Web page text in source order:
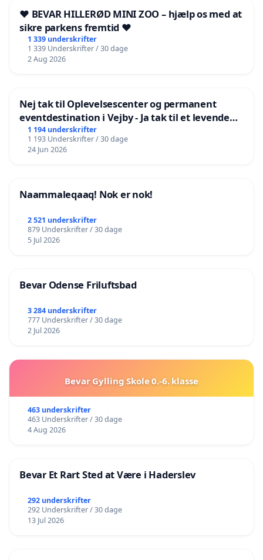
❤️ BEVAR HILLERØD MINI ZOO – hjælp os med at
sikre parkens fremtid ❤️
1 339 underskrifter
1 339 Underskrifter / 30 dage
2 Aug 2026
Nej tak til Oplevelsescenter og permanent
eventdestination i Vejby - Ja tak til et levende
lokalområde i balance
1 194 underskrifter
1 193 Underskrifter / 30 dage
24 Jun 2026
Naammaleqaaq! Nok er nok!
2 521 underskrifter
879 Underskrifter / 30 dage
5 Jul 2026
Bevar Odense Friluftsbad
3 284 underskrifter
777 Underskrifter / 30 dage
2 Jul 2026
Bevar Gylling Skole 0.-6. klasse
463 underskrifter
463 Underskrifter / 30 dage
4 Aug 2026
Bevar Et Rart Sted at Være i Haderslev
292 underskrifter
292 Underskrifter / 30 dage
13 Jul 2026